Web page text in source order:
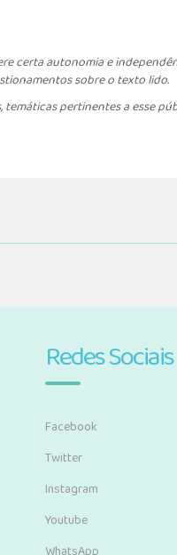
certa autonomia e
sobre o texto lido.
pertinentes a esse
Redes Sociais
Facebook
Twitter
Instagram
Youtube